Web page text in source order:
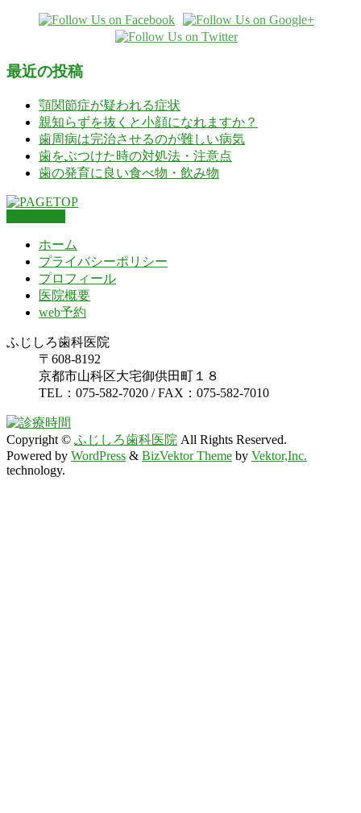
最近の投稿
顎関節症が疑われる症状
親知らずを抜くと小顔になれますか？
歯周病は完治させるのが難しい病気
歯をぶつけた時の対処法・注意点
歯の発育に良い食べ物・飲み物
ホーム
プライバシーポリシー
プロフィール
医院概要
web予約
ふじしろ歯科医院
〒608-8192
京都市山科区大宅御供田町１８
TEL：075-582-7020 / FAX：075-582-7010
Copyright © ふじしろ歯科医院 All Rights Reserved.
Powered by WordPress & BizVektor Theme by Vektor,Inc.
technology.